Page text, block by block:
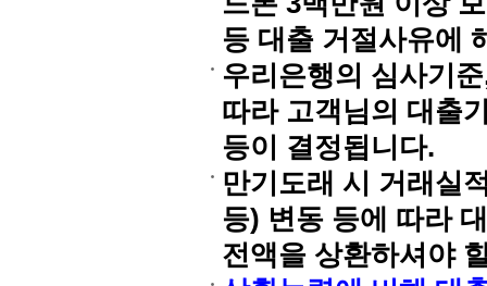
등 대출 거절사유에
우리은행의 심사기
따라 고객님의 대출
등이 결정됩니다.
만기도래 시 거래실
등) 변동 등에 따라
전액을 상환하셔야